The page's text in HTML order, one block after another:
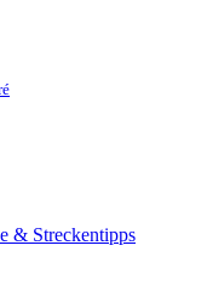
& Streckentipps